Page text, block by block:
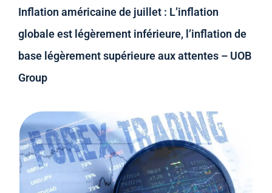
Inflation américaine de juillet : L’inflation
globale est légèrement inférieure, l’inflation de
base légèrement supérieure aux attentes – UOB
Group